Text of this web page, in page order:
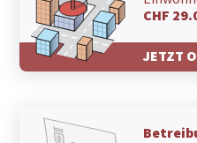
CHF
JETZT